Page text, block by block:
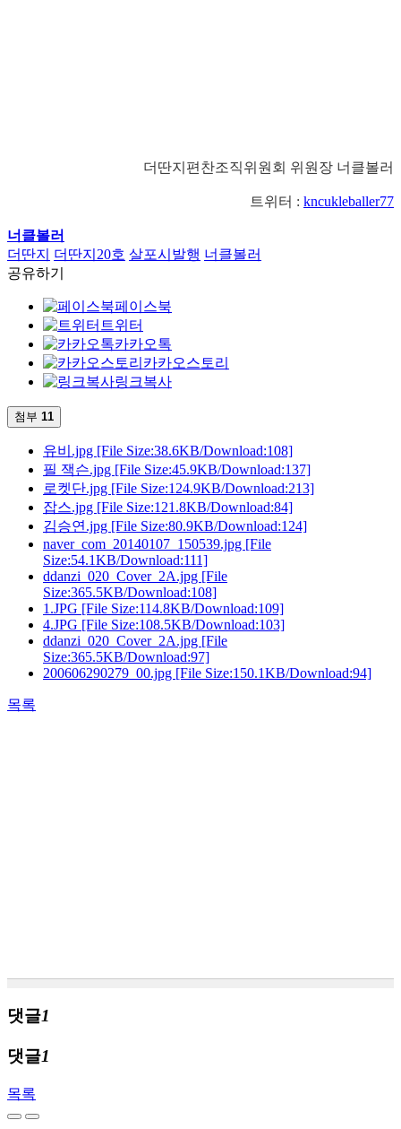
더딴지편찬조직위원회 위원장 너클볼러
트위터 : kncukleballer77
너클볼러
더딴지
더딴지20호 살포시발행 너클볼러
공유하기
페이스북
트위터
카카오톡
카카오스토리
링크복사
첨부 11
유비.jpg [File Size:38.6KB/Download:108]
필 잭슨.jpg [File Size:45.9KB/Download:137]
로켓단.jpg [File Size:124.9KB/Download:213]
잡스.jpg [File Size:121.8KB/Download:84]
김승연.jpg [File Size:80.9KB/Download:124]
naver_com_20140107_150539.jpg [File
Size:54.1KB/Download:111]
ddanzi_020_Cover_2A.jpg [File
Size:365.5KB/Download:108]
1.JPG [File Size:114.8KB/Download:109]
4.JPG [File Size:108.5KB/Download:103]
ddanzi_020_Cover_2A.jpg [File
Size:365.5KB/Download:97]
200606290279_00.jpg [File Size:150.1KB/Download:94]
목록
댓글1
댓글1
목록